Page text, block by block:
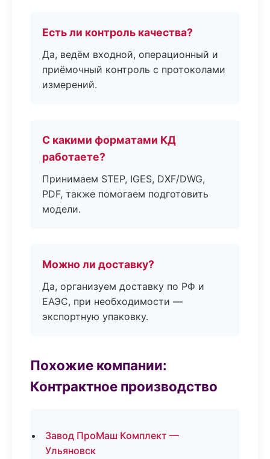
Есть ли контроль качества?
Да, ведём входной, операционный и
приёмочный контроль с протоколами
измерений.
С какими форматами КД
работаете?
Принимаем STEP, IGES, DXF/DWG,
PDF, также помогаем подготовить
модели.
Можно ли доставку?
Да, организуем доставку по РФ и
ЕАЭС, при необходимости —
экспортную упаковку.
Похожие компании:
Контрактное производство
Завод ПроМаш Комплект —
Ульяновск